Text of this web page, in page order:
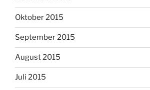
Oktober 2015
September 2015
August 2015
Juli 2015